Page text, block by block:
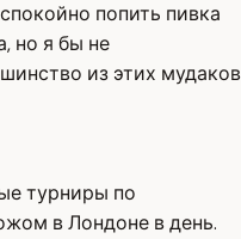
попить пивка
но я бы не
из этих мудаков
турниры по
в Лондоне в день.